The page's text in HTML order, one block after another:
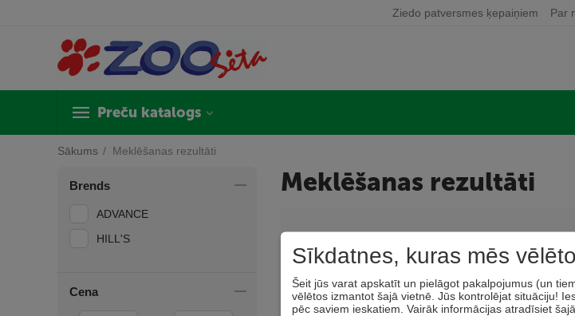
Ziedo patversmes ķepaiņiem Par
Preču katalogs
Sākums / Meklēšanas rezultāti
Meklēšanas rezultāti
Brends
ADVANCE
HILL'S
Cena
Sīkdatnes, kuras mēs
Šeit jūs varat apskatīt un pielāgot pakalpojumus (un
vēlētos izmantot šajā vietnē. Jūs kontrolējat situāciju!
pēc saviem ieskatiem. Vairāk informācijas atradīsiet